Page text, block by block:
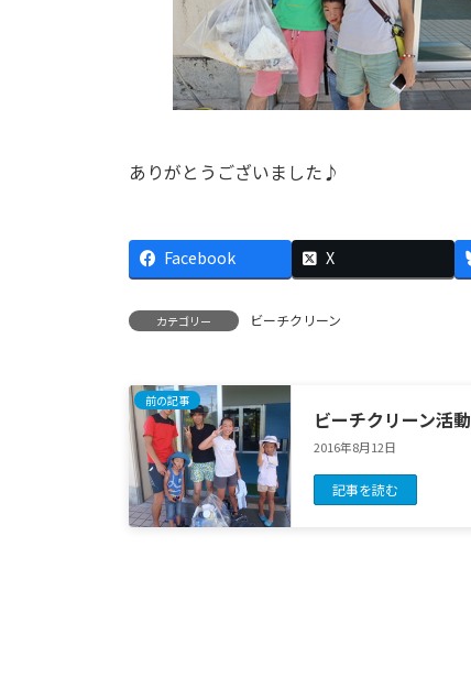
ありがとうございました♪
Facebook X
カテゴリー ビーチクリーン
前の記事
ビーチクリーン活動
2016年8月12日
記事を読む